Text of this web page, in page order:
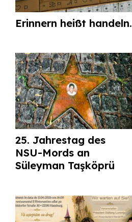
Erinnern heißt handeln.
25. Jahrestag des
NSU-Mords an
Süleyman Taşköprü